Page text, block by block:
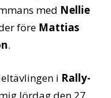
med Nellie
före Mattias
.
i Rally-
lördag den 27